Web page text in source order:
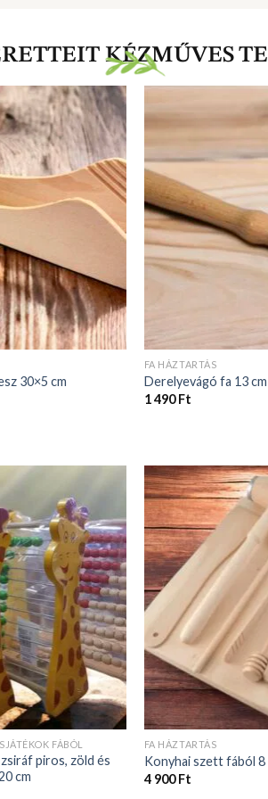
KÉZMŰVES
30×5 cm
FA HÁZTARTÁS
Derelyevágó fa 13 cm
1 490Ft
FÁBÓL
piros, zöld és
cm
FA HÁZTARTÁS
Konyhai szett fából
4 900Ft